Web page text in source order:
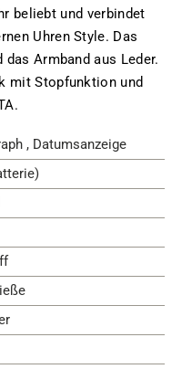
beliebt und verbindet
Uhren Style. Das
Armband aus Leder.
mit Stopfunktion und
, Datumsanzeige